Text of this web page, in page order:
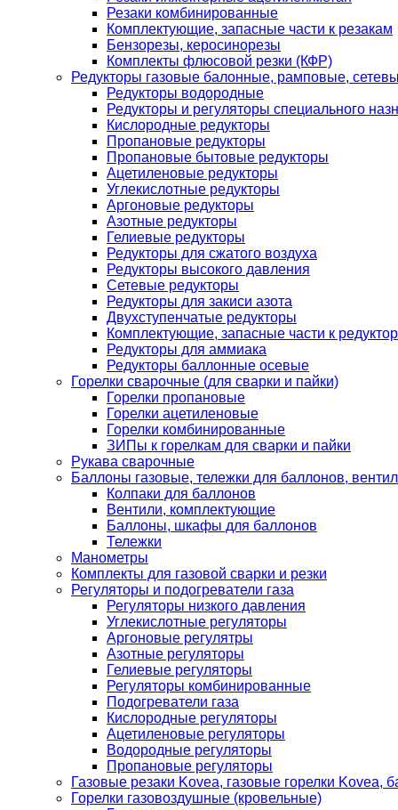
Резаки комбинированные
Комплектующие, запасные части к резакам
Бензорезы, керосинорезы
Комплекты флюсовой резки (КФР)
Редукторы газовые балонные, рамповые,
Редукторы водородные
Редукторы и регуляторы специального
Кислородные редукторы
Пропановые редукторы
Пропановые бытовые редукторы
Ацетиленовые редукторы
Углекислотные редукторы
Аргоновые редукторы
Азотные редукторы
Гелиевые редукторы
Редукторы для сжатого воздуха
Редукторы высокого давления
Сетевые редукторы
Редукторы для закиси азота
Двухступенчатые редукторы
Комплектующие, запасные части к
Редукторы для аммиака
Редукторы баллонные осевые
Горелки сварочные (для сварки и пайки)
Горелки пропановые
Горелки ацетиленовые
Горелки комбинированные
ЗИПы к горелкам для сварки и пайки
Рукава сварочные
Баллоны газовые, тележки для баллонов,
Колпаки для баллонов
Вентили, комплектующие
Баллоны, шкафы для баллонов
Тележки
Манометры
Комплекты для газовой сварки и резки
Регуляторы и подогреватели газа
Регуляторы низкого давления
Углекислотные регуляторы
Аргоновые регулятры
Азотные регуляторы
Гелиевые регуляторы
Регуляторы комбинированные
Подогреватели газа
Кислородные регуляторы
Ацетиленовые регуляторы
Водородные регуляторы
Пропановые регуляторы
Газовые резаки Kovea, газовые горелки Kovea,
Горелки газовоздушные (кровельные)